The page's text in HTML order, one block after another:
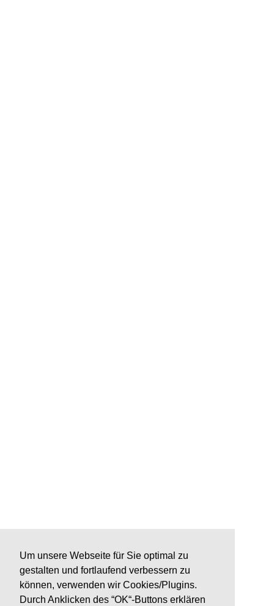
Um unsere Webseite für Sie optimal zu
gestalten und fortlaufend verbessern zu
können, verwenden wir Cookies/Plugins.
Durch Anklicken des “OK“-Buttons erklären